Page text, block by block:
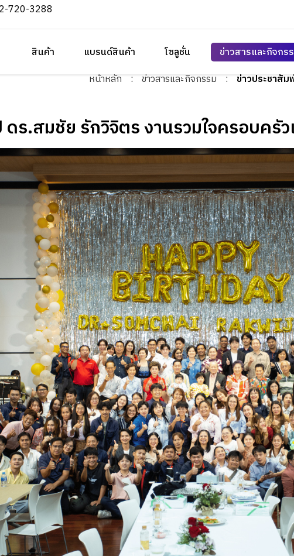
720-3288
สินค้า แบรนด์สินค้า โซลูชั่น ข่าวสารและกิจกร
หน้าหลัก
: ข่าวสารและกิจกรรม :
ข่าวประชาสัม
ร.สมชัย รักวิจิตร งานรวมใจครอบครั